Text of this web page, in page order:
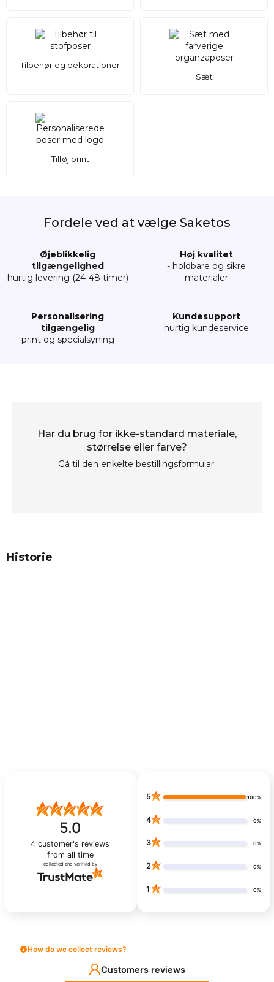
Tilbehør og dekorationer
Sæt
Tilføj print
Fordele ved at vælge Saketos
Øjeblikkelig
tilgængelighed
hurtig levering (24-48 timer)
Høj kvalitet
- holdbare og sikre
materialer
Personalisering
tilgængelig
print og specialsyning
Kundesupport
hurtig kundeservice
Har du brug for ikke-standard materiale,
størrelse eller farve?
Gå til den enkelte bestillingsformular.
Historie
5.0
4 customer's reviews
from all time
collected and verified by
5 100%
4 0%
3 0%
2 0%
1 0%
How do we collect reviews?
Customers reviews